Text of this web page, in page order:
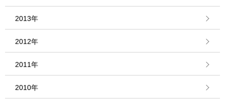
2013年
2012年
2011年
2010年